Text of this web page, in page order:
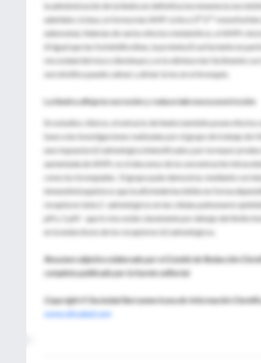
la administración de la hiedra en definitiva incrementa la
adenilato ciclasa, se forma más AMP cíclico (3™,5™-
adenosina). Además de varios efectos metabólicos, el AMPc
Al igual que las fosfatidilcolinas, la proteína B surfactante en
viscosidad del moco disminuye y se lo elimina más fácilmente
secretolítica puede calmar y aliviar la tos en el bronquio.
La hiedra afloja la secreción y reduce labroncoconstricción
En estudios clínicos, el extracto de hiedra también posee
base a las investigaciones realizadas por el grupo de trabajo de
una respuesta b2 adrenérgica intensificada y por la mayor
aumentada de AMPc es el descenso de la concentración
como los bronquiales. El grupo pudo demostrar, mediante
inmunohistoquímicos que la alfa hederina inhibe en forma
receptores beta 2 -adrenérgicos en las células pulmonares
µM y 1 µM - que in vivo están claramente por debajo del límite
en la endocitosis de los receptores b2 adrenérgicos.
Resumen objetivo elaborado por el Comité de Redacción
completo publicado por la fuente editorial.
Copyright © Sociedad Iberoamericana de Información
www.siicsalud.com